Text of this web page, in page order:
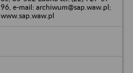
96, e-mail: archiwum@sap.waw.pl;
www.sap.waw.pl